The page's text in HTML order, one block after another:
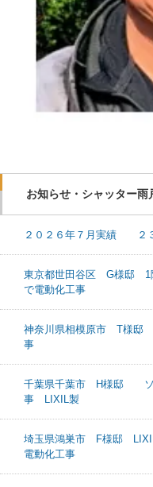
お知らせ・シャッター雨
２０２６年７月実績 ２
東京都世田谷区 G様邸 1
で電動化工事
神奈川県相模原市 T様邸
事
千葉県千葉市 H様邸 ソ
事 LIXIL製
埼玉県鴻巣市 F様邸
電動化工事